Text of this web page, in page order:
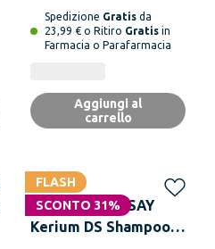
Severa e Prurito
Intenso, 72h di
Sollievo, 100 ml
Spedizione Gratis da
23,99 € o Ritiro Gratis in
Farmacia o Parafarmacia
Aggiungi al
carrello
FLASH
SCONTO 31%
LA ROCHE-POSAY
Kerium DS Shampoo